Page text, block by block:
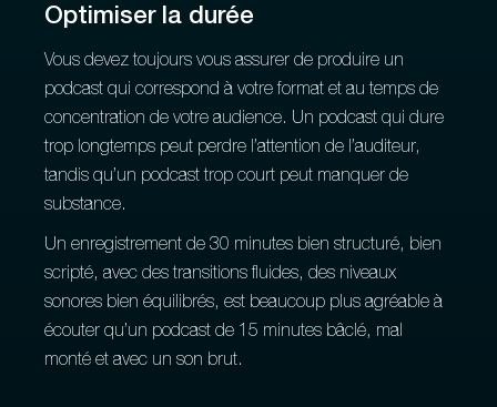
Optimiser la durée
Vous devez toujours vous assurer de produire un
podcast qui correspond à votre format et au temps de
concentration de votre audience. Un podcast qui dure
trop longtemps peut perdre l’attention de l’auditeur,
tandis qu’un podcast trop court peut manquer de
substance.
Un enregistrement de 30 minutes bien structuré, bien
scripté, avec des transitions fluides, des niveaux
sonores bien équilibrés, est beaucoup plus agréable à
écouter qu’un podcast de 15 minutes bâclé, mal
monté et avec un son brut.